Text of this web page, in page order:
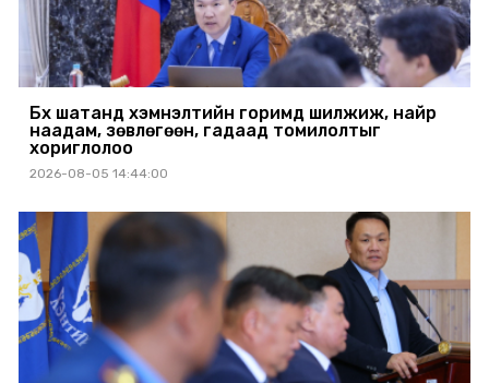
Бүх шатанд хэмнэлтийн горимд шилжиж, найр
наадам, зөвлөгөөн, гадаад томилолтыг
хориглолоо
2026-08-05 14:44:00